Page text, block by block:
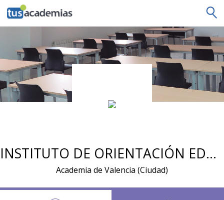
tusacademias
INSTITUTO DE ORIENTACIÓN EDUCATIVA JM
Academia de Valencia (Ciudad)